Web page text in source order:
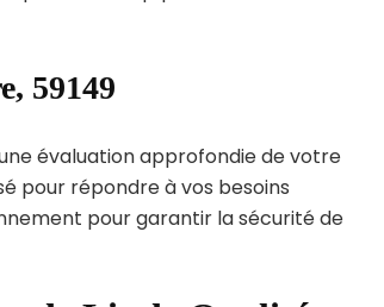
59149
évaluation approfondie de votre
pour répondre à vos besoins
pour garantir la sécurité de